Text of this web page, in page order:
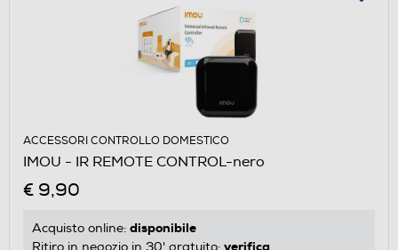
ACCESSORI CONTROLLO DOMESTICO
IMOU - IR REMOTE CONTROL-nero
€ 9,90
Acquisto online: disponibile
Ritiro in negozio in 30' gratuito: verifica